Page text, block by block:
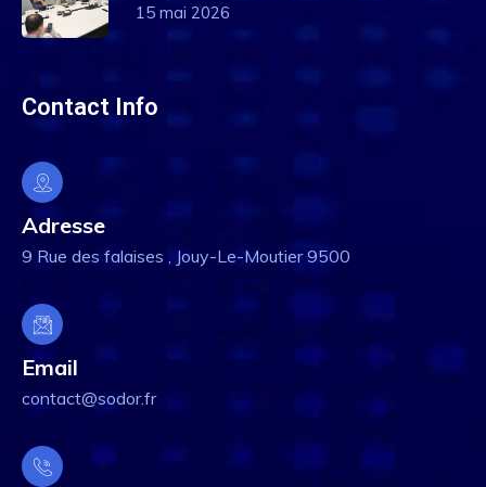
15 mai 2026
Contact Info
Adresse
9 Rue des falaises , Jouy-Le-Moutier 9500
Email
contact@sodor.fr